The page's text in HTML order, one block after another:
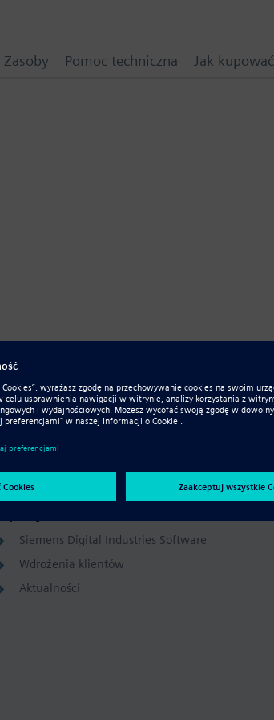
Siemens Digital Industries Software
Wdrożenia klientów
Aktualności
Zasoby Pomoc techniczna Jak kupować